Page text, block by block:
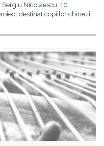
Nicolaescu. 10
destinat copiilor chinezi